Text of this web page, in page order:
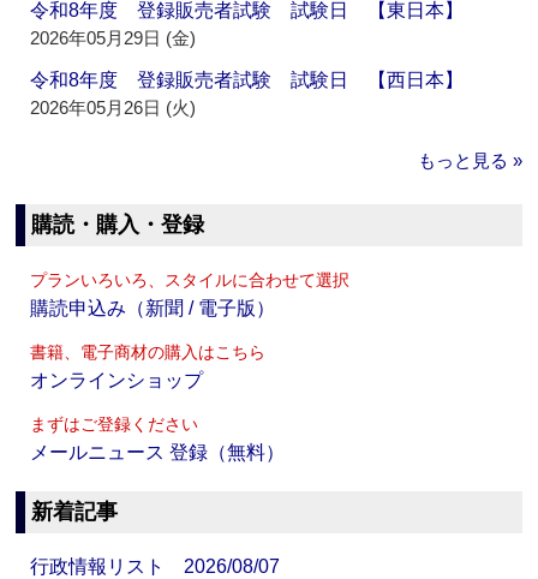
令和8年度 登録販売者試験 試験日 【東日本】
2026年05月29日 (金)
令和8年度 登録販売者試験 試験日 【西日本】
2026年05月26日 (火)
もっと見る »
購読・購入・登録
プランいろいろ、スタイルに合わせて選択
購読申込み（新聞 / 電子版）
書籍、電子商材の購入はこちら
オンラインショップ
まずはご登録ください
メールニュース 登録（無料）
新着記事
行政情報リスト 2026/08/07